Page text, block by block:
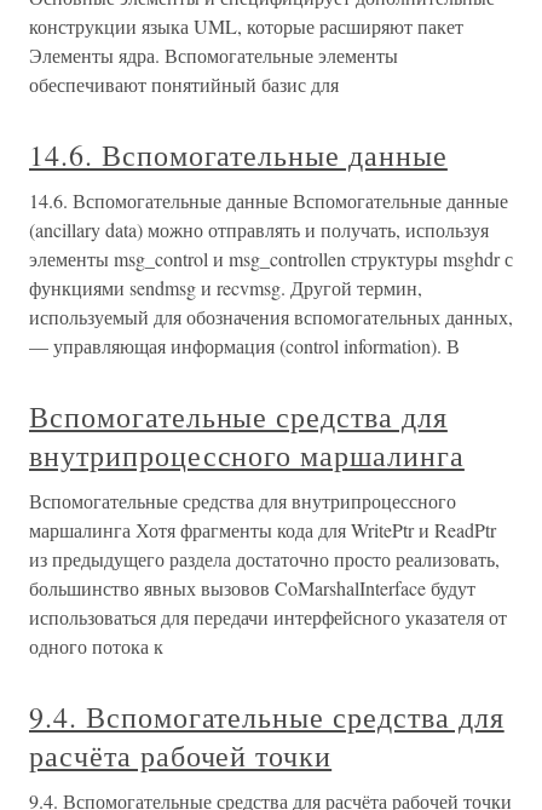
конструкции языка UML, которые расширяют пакет
Элементы ядра. Вспомогательные элементы
обеспечивают понятийный базис для
14.6. Вспомогательные данные
14.6. Вспомогательные данные Вспомогательные данные
(ancillary data) можно отправлять и получать, используя
элементы msg_control и msg_controllen структуры msghdr с
функциями sendmsg и recvmsg. Другой термин,
используемый для обозначения вспомогательных данных,
— управляющая информация (control information). В
Вспомогательные средства для
внутрипроцессного маршалинга
Вспомогательные средства для внутрипроцессного
маршалинга Хотя фрагменты кода для WritePtr и ReadPtr
из предыдущего раздела достаточно просто реализовать,
большинство явных вызовов CoMarshalInterface будут
использоваться для передачи интерфейсного указателя от
одного потока к
9.4. Вспомогательные средства для
расчёта рабочей точки
9.4. Вспомогательные средства для расчёта рабочей точки